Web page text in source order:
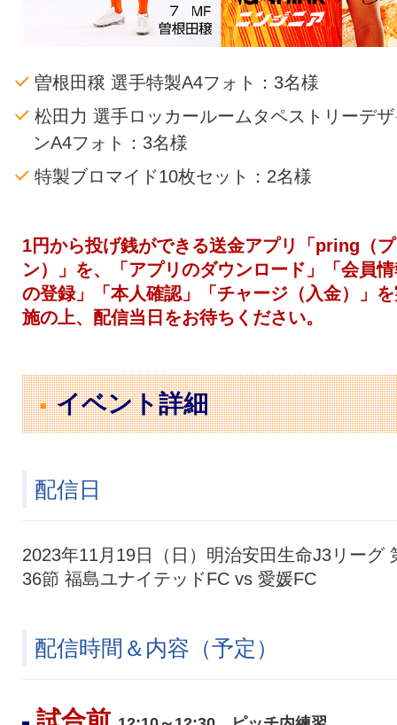
曽根田穣 選手特製A4フォト：3名様
松田力 選手ロッカールームタペストリーデ
ンA4フォト：3名様
特製ブロマイド10枚セット：2名様
1円から投げ銭ができる送金アプリ「pring（
ン）」を、「アプリのダウンロード」「会員
の登録」「本人確認」「チャージ（入金）」
施の上、配信当日をお待ちください。
イベント詳細
配信日
2023年11月19日（日）明治安田生命J3リーグ
36節 福島ユナイテッドFC vs 愛媛FC
配信時間＆内容（予定）